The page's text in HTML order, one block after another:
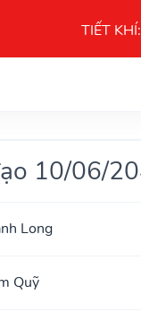
TIẾT
10/06/
Long
Quỹ